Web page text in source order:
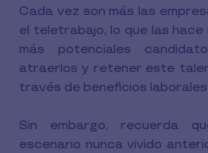
Cada vez son más las
el teletrabajo, lo que las
más potenciales
atraerlos y retener este
través de beneficios
Sin embargo, recuerda
escenario nunca vivido